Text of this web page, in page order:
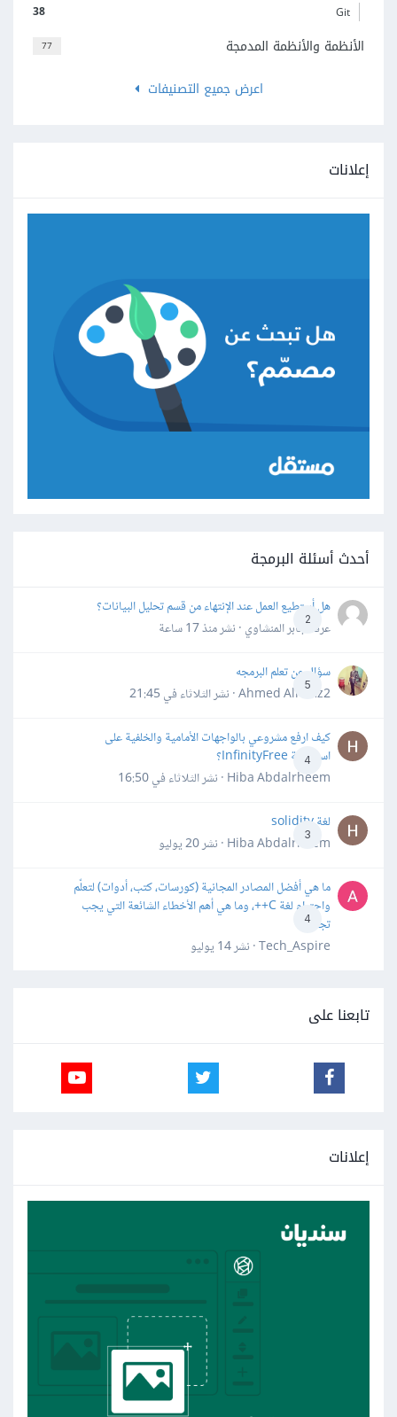
38 Git
77
الأنظمة والأنظمة المدمجة
اعرض جميع التصنيفات
إعلانات
أحدث أسئلة البرمجة
2
هل أستطيع العمل عند الإنتهاء من قسم تحليل البيانات؟
عرفه جابر المنشاوي · نشرمنذ 17 ساعة
5
سؤال عن تعلم البرمجه
Ahmed Alhafiz2 · نشر
الثلاثاء في 21:45
4
كيف ارفع مشروعي بالواجهات الأمامية والخلفية على
استضافة InfinityFree؟
Hiba Abdalrheem · نشر
الثلاثاء في 16:50
3
لغة solidity
Hiba Abdalrheem · نشر
20 يوليو
4
ما هي أفضل المصادر المجانية (كورسات، كتب، أدوات) لتعلّم
واحترام لغة C++، وما هي أهم الأخطاء الشائعة التي يجب
تجنبها؟
Tech_Aspire · نشر
14 يوليو
تابعنا على
إعلانات